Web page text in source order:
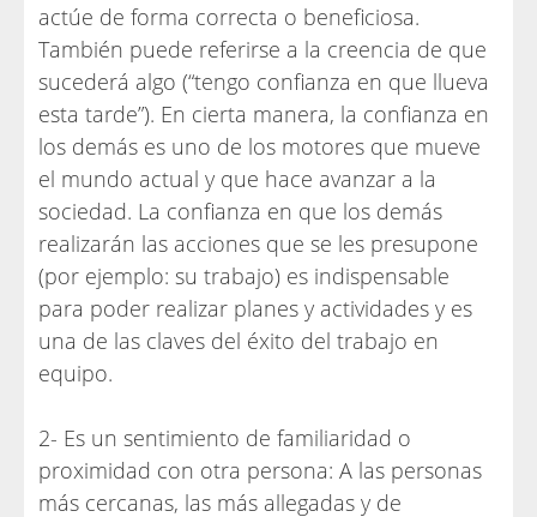
actúe de forma correcta o beneficiosa.
También puede referirse a la creencia de que
sucederá algo (“tengo confianza en que llueva
esta tarde”). En cierta manera, la confianza en
los demás es uno de los motores que mueve
el mundo actual y que hace avanzar a la
sociedad. La confianza en que los demás
realizarán las acciones que se les presupone
(por ejemplo: su trabajo) es indispensable
para poder realizar planes y actividades y es
una de las claves del éxito del trabajo en
equipo.
2- Es un sentimiento de familiaridad o
proximidad con otra persona: A las personas
más cercanas, las más allegadas y de